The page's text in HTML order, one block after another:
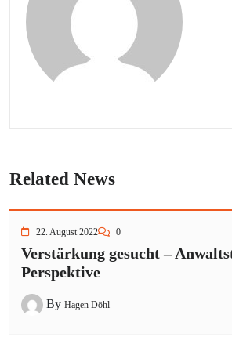
Related News
22. August 2022 0
Verstärkung gesucht –
Perspektive
By Hagen Döhl